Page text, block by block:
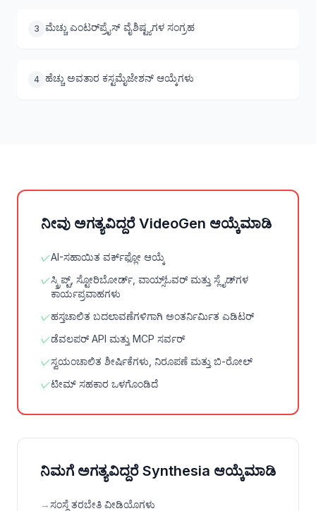
3 ಮೆಚ್ಚು ಎಂಟರ್‌ಪ್ರೈಸ್ ವೈಶಿಷ್ಟ್ಯಗಳ ಸಂಗ್ರಹ
4 ಹೆಚ್ಚು ಅವತಾರ ಕಸ್ಟಮೈಜೇಶನ್ ಆಯ್ಕೆಗಳು
ನೀವು ಅಗತ್ಯವಿದ್ದರೆ VideoGen ಆಯ್ಕೆಮಾಡಿ
✓AI-ಸಹಾಯಿತ ವರ್ಕ್‌ಫ್ಲೋ ಆಯ್ಕೆ
✓ಸ್ಕ್ರಿಪ್ಟ್, ಸ್ಟೋರಿಬೋರ್ಡ್, ವಾಯ್ಸ್‌ಓವರ್ ಮತ್ತು ಸ್ಲೈಡ್‌ಗಳ
ಕಾರ್ಯಪ್ರವಾಹಗಳು
✓ಹಸ್ತಚಾಲಿತ ಬದಲಾವಣೆಗಳಿಗಾಗಿ ಅಂತರ್ನಿರ್ಮಿತ ಎಡಿಟರ್
✓ಡೆವಲಪರ್ API ಮತ್ತು MCP ಸರ್ವರ್
✓ಸ್ವಯಂಚಾಲಿತ ಶೀರ್ಷಿಕೆಗಳು, ನಿರೂಪಣೆ ಮತ್ತು ಬಿ-ರೋಲ್
✓ಟೀಮ್ ಸಹಕಾರ ಒಳಗೊಂಡಿದೆ
ನಿಮಗೆ ಅಗತ್ಯವಿದ್ದರೆ Synthesia ಆಯ್ಕೆಮಾಡಿ
→ಸಂಸ್ಥೆ ತರಬೇತಿ ವೀಡಿಯೊಗಳು